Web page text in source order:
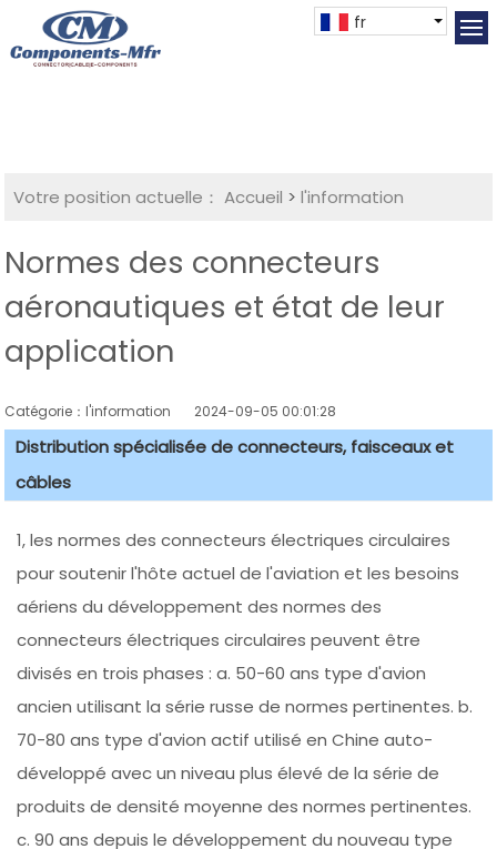
fr
Votre position actuelle： Accueil >l'information
Normes des connecteurs
aéronautiques et état de leur
application
Catégorie：l'information 2024-09-05 00:01:28
Distribution spécialisée de connecteurs, faisceaux et
câbles
1, les normes des connecteurs électriques circulaires
pour soutenir l'hôte actuel de l'aviation et les besoins
aériens du développement des normes des
connecteurs électriques circulaires peuvent être
divisés en trois phases : a. 50-60 ans type d'avion
ancien utilisant la série russe de normes pertinentes. b.
70-80 ans type d'avion actif utilisé en Chine auto-
développé avec un niveau plus élevé de la série de
produits de densité moyenne des normes pertinentes.
c. 90 ans depuis le développement du nouveau type